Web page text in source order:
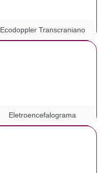
Ecodoppler Transcraniano
Eletroencefalograma